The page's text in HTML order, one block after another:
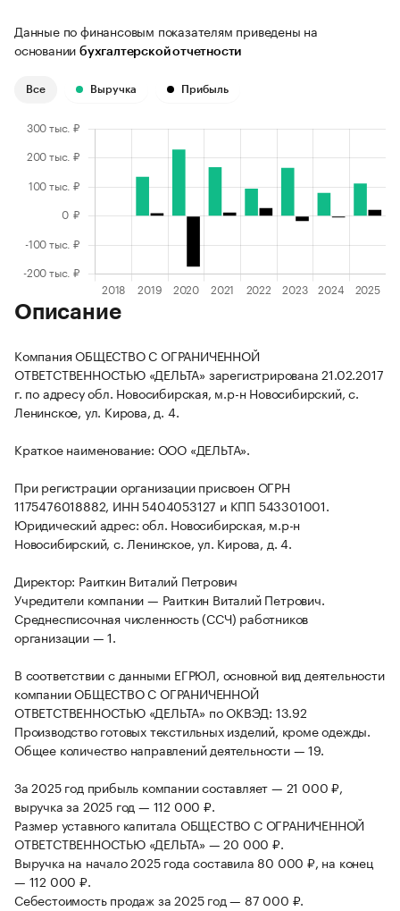
Данные по финансовым показателям приведены на
основании бухгалтерской отчетности
Все Выручка Прибыль
Описание
Компания ОБЩЕСТВО С ОГРАНИЧЕННОЙ
ОТВЕТСТВЕННОСТЬЮ «ДЕЛЬТА» зарегистрирована 21.02.2017
г. по адресу обл. Новосибирская, м.р-н Новосибирский, с.
Ленинское, ул. Кирова, д. 4.
Краткое наименование: ООО «ДЕЛЬТА».
При регистрации организации присвоен ОГРН
1175476018882, ИНН 5404053127 и КПП 543301001.
Юридический адрес: обл. Новосибирская, м.р-н
Новосибирский, с. Ленинское, ул. Кирова, д. 4.
Директор: Раиткин Виталий Петрович
Учредители компании — Раиткин Виталий Петрович.
Среднесписочная численность (ССЧ) работников
организации — 1.
В соответствии с данными ЕГРЮЛ, основной вид деятельности
компании ОБЩЕСТВО С ОГРАНИЧЕННОЙ
ОТВЕТСТВЕННОСТЬЮ «ДЕЛЬТА» по ОКВЭД: 13.92
Производство готовых текстильных изделий, кроме одежды.
Общее количество направлений деятельности — 19.
За 2025 год прибыль компании составляет — 21 000 ₽,
выручка за 2025 год — 112 000 ₽.
Размер уставного капитала ОБЩЕСТВО С ОГРАНИЧЕННОЙ
ОТВЕТСТВЕННОСТЬЮ «ДЕЛЬТА» — 20 000 ₽.
Выручка на начало 2025 года составила 80 000 ₽, на конец
— 112 000 ₽.
Себестоимость продаж за 2025 год — 87 000 ₽.